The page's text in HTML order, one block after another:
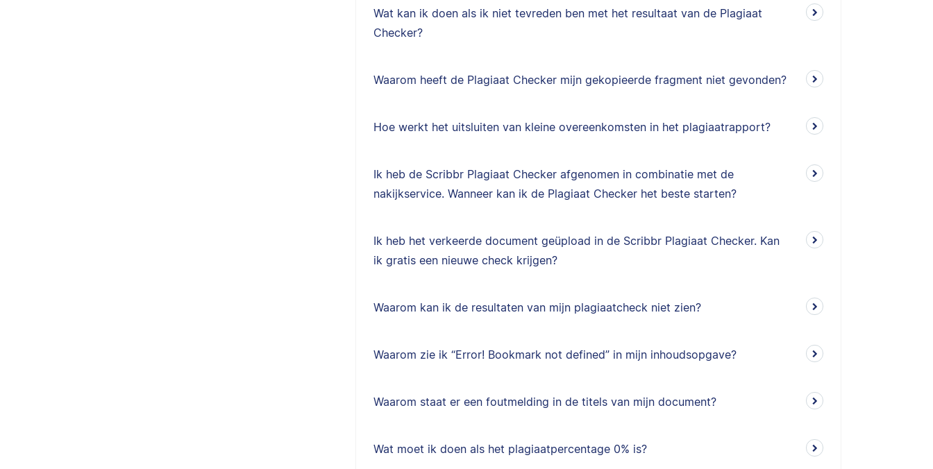
Wat kan ik doen als ik niet tevreden ben met het resultaat van de Plagiaat
Checker?
Waarom heeft de Plagiaat Checker mijn gekopieerde fragment niet gevonden?
Hoe werkt het uitsluiten van kleine overeenkomsten in het plagiaatrapport?
Ik heb de Scribbr Plagiaat Checker afgenomen in combinatie met de
nakijkservice. Wanneer kan ik de Plagiaat Checker het beste starten?
Ik heb het verkeerde document geüpload in de Scribbr Plagiaat Checker. Kan
ik gratis een nieuwe check krijgen?
Waarom kan ik de resultaten van mijn plagiaatcheck niet zien?
Waarom zie ik “Error! Bookmark not defined” in mijn inhoudsopgave?
Waarom staat er een foutmelding in de titels van mijn document?
Wat moet ik doen als het plagiaatpercentage 0% is?